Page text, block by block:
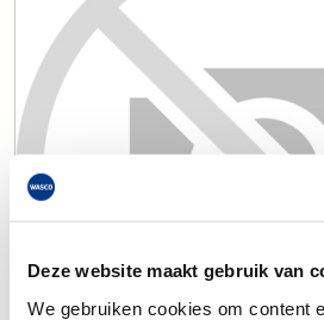
Deze website maakt gebruik van
We gebruiken cookies om content